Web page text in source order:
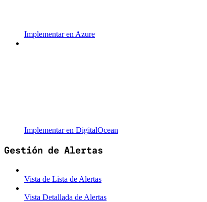
Implementar en Azure
Implementar en DigitalOcean
Gestión de Alertas
Vista de Lista de Alertas
Vista Detallada de Alertas